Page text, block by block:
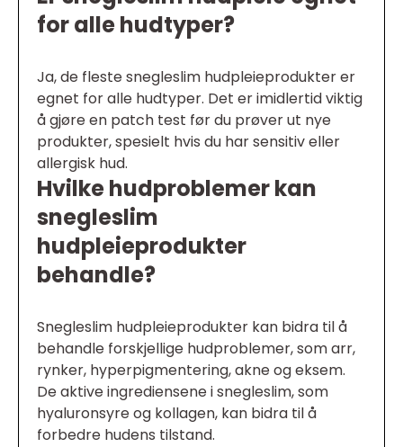
for alle hudtyper?
Ja, de fleste snegleslim hudpleieprodukter er
egnet for alle hudtyper. Det er imidlertid viktig
å gjøre en patch test før du prøver ut nye
produkter, spesielt hvis du har sensitiv eller
allergisk hud.
Hvilke hudproblemer kan
snegleslim
hudpleieprodukter
behandle?
Snegleslim hudpleieprodukter kan bidra til å
behandle forskjellige hudproblemer, som arr,
rynker, hyperpigmentering, akne og eksem.
De aktive ingrediensene i snegleslim, som
hyaluronsyre og kollagen, kan bidra til å
forbedre hudens tilstand.